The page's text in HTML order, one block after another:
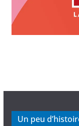
Un peu